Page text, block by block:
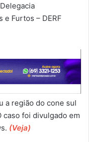
e Furtos – DERF
a região do cone sul
caso foi divulgado em
(Veja)